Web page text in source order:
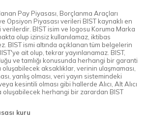
Pay Piyasası, Borçlanma Araçları
Opsiyon Piyasası verileri BIST kaynaklı en
BIST isim ve logosu Koruma Marka
olup izinsiz kullanılamaz, iktibas
BIST ismi altında açıklanan tüm belgelerin
ait olup, tekrar yayınlanamaz. BIST,
ve tamlığı konusunda herhangi bir garanti
oluşabilecek aksaklıklar, verinin ulaşmaması,
yanlış olması, veri yayın sistemindeki
kesintili olması gibi hallerde Alıcı, Alt Alıcı
oluşabilecek herhangi bir zarardan BIST
kuru